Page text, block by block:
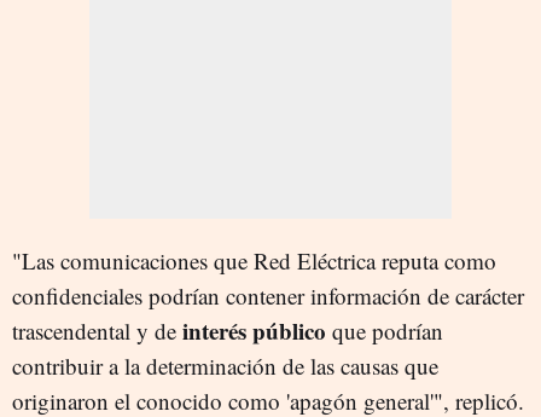
"Las comunicaciones que Red Eléctrica reputa como
confidenciales podrían contener información de carácter
trascendental y de interés público que podrían
contribuir a la determinación de las causas que
originaron el conocido como 'apagón general'", replicó.